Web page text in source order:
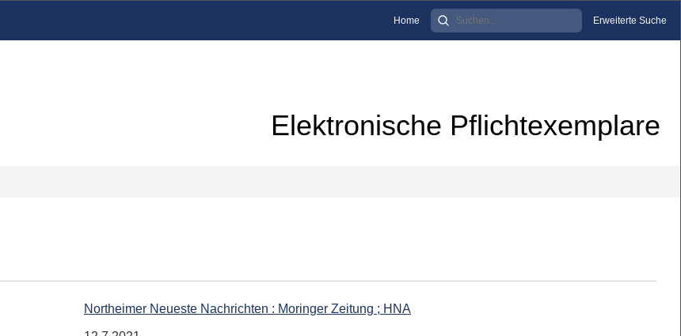
Home Erweiterte Suche
Elektronische Pflichtexemplare
Northeimer Neueste Nachrichten : Moringer Zeitung ; HNA